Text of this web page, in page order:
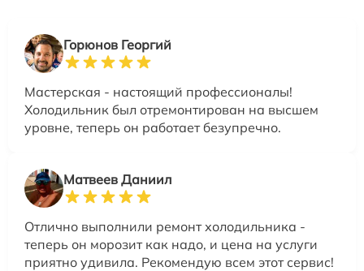
Горюнов Георгий
Мастерская - настоящий профессионалы!
Холодильник был отремонтирован на высшем
уровне, теперь он работает безупречно.
Матвеев Даниил
Отлично выполнили ремонт холодильника -
теперь он морозит как надо, и цена на услуги
приятно удивила. Рекомендую всем этот сервис!